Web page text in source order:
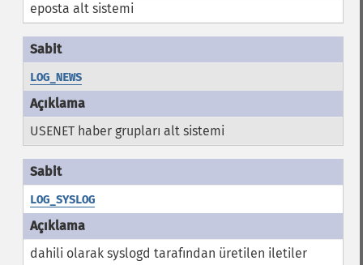
eposta alt sistemi
LOG_NEWS
USENET haber grupları alt sistemi
LOG_SYSLOG
dahili olarak syslogd tarafından üretilen iletiler